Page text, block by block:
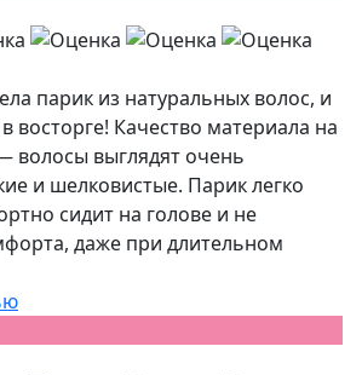
парик из натуральных волос, и
восторге! Качество материала на
волосы выглядят очень
и шелковистые. Парик легко
сидит на голове и не
даже при длительном